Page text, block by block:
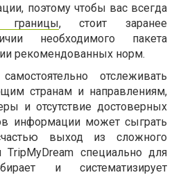
поэтому чтобы вас всегда
границы, стоит заранее
необходимого пакета
рекомендованных норм.
отслеживать
странам и направлениям,
и отсутствие достоверных
информации может сыграть
выход из сложного
TripMyDream специально для
и систематизирует